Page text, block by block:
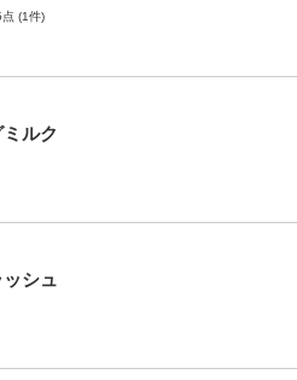
点 (1件)
ルク
シュ